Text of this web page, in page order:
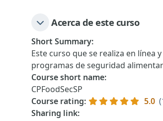
Acerca de este curso
Short Summary:
Este curso que se realiza en
programas de seguridad
Course short name:
CPFoodSecSP
Course rating: 5.0
Sharing link: